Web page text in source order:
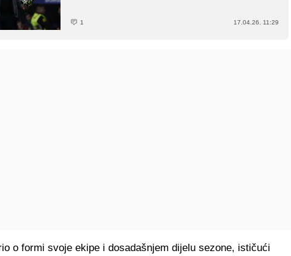
1 17.04.26. 11:29
o formi svoje ekipe i dosadašnjem dijelu sezone, ističući